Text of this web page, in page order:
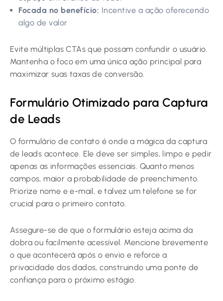
Focada no benefício: Incentive a ação oferecendo
algo de valor
Evite múltiplas CTAs que possam confundir o usuário.
Mantenha o foco em uma única ação principal para
maximizar suas taxas de conversão.
Formulário Otimizado para Captura
de Leads
O formulário de contato é onde a mágica da captura
de leads acontece. Ele deve ser simples, limpo e pedir
apenas as informações essenciais. Quanto menos
campos, maior a probabilidade de preenchimento.
Priorize nome e e-mail, e talvez um telefone se for
crucial para o primeiro contato.
Assegure-se de que o formulário esteja acima da
dobra ou facilmente acessível. Mencione brevemente
o que acontecerá após o envio e reforce a
privacidade dos dados, construindo uma ponte de
confiança para o próximo estágio.